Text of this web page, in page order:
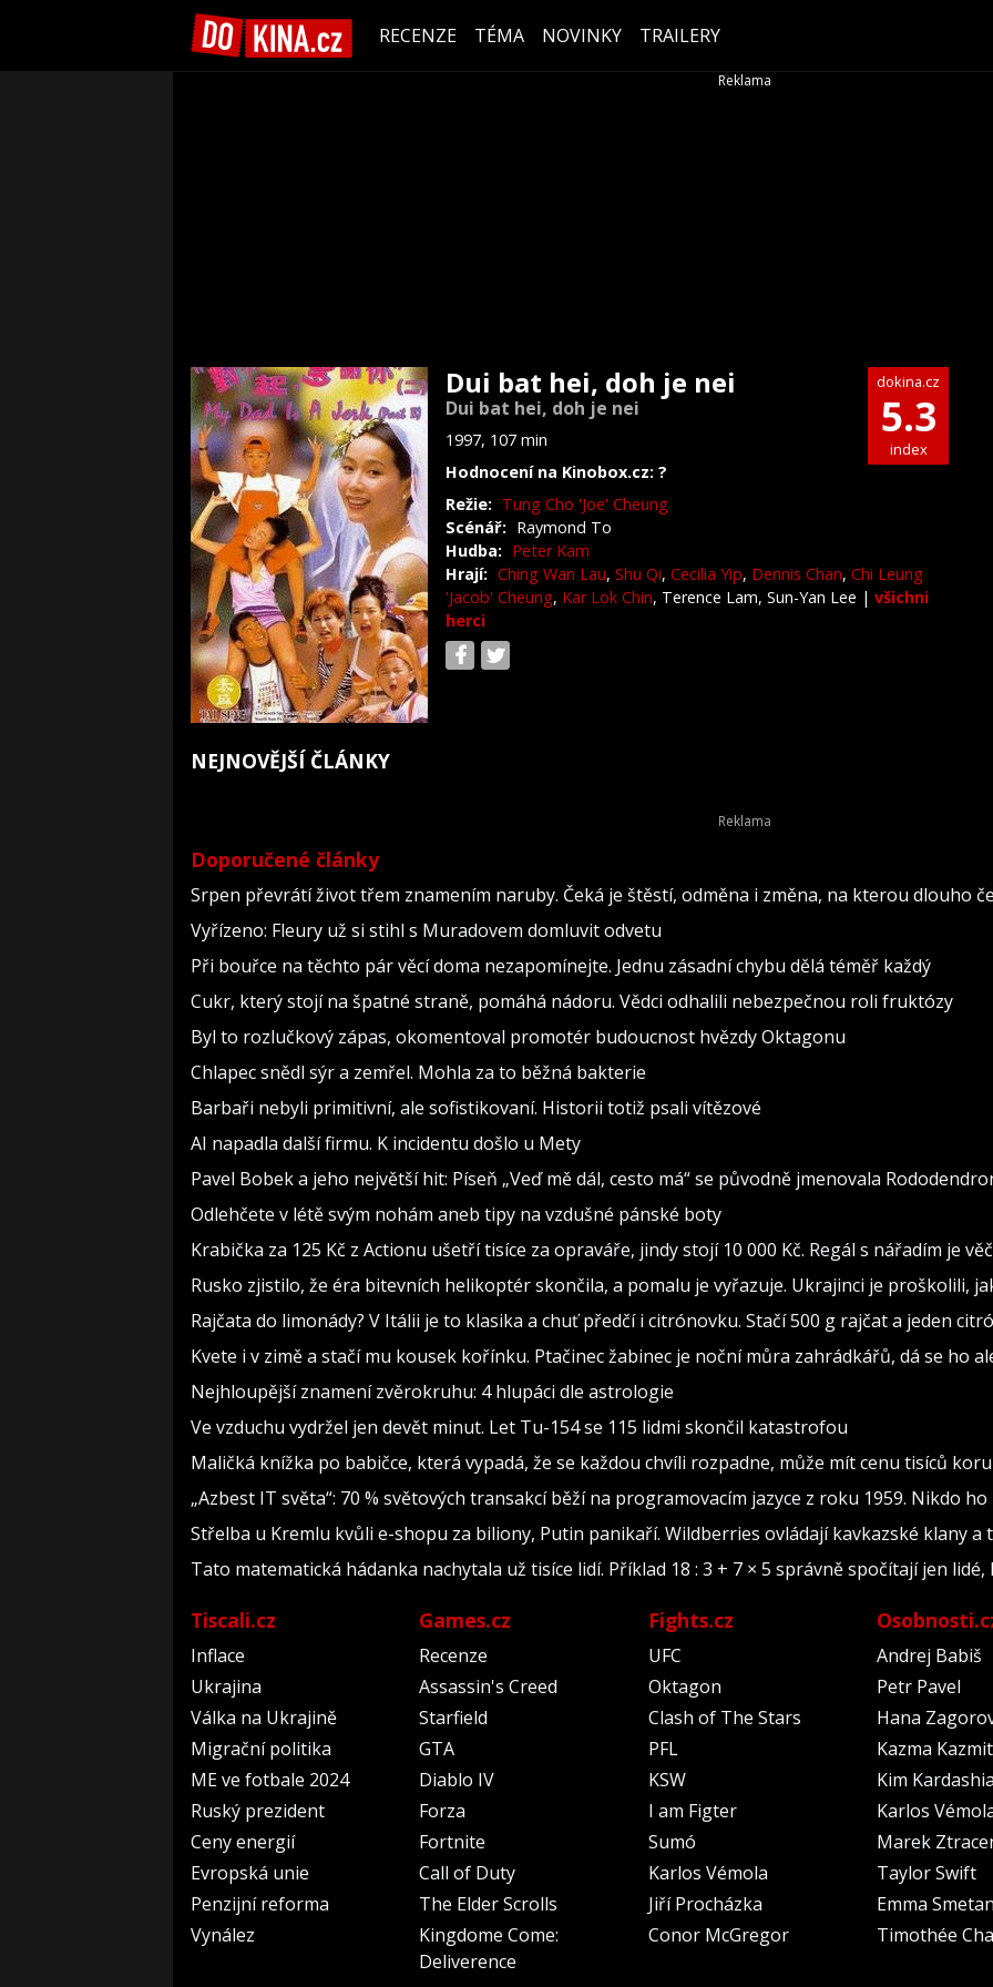
RECENZE TÉMA NOVINKY TRAILERY
Dui bat hei, doh je nei
Dui bat hei, doh je nei
1997, 107 min
Hodnocení na Kinobox.cz: ?
dokina.cz
5.3
index
Režie: Tung Cho 'Joe' Cheung
Scénář: Raymond To
Hudba: Peter Kam
Hrají: Ching Wan Lau, Shu Qi, Cecilia Yip, Dennis Chan, Chi Leung
'Jacob' Cheung, Kar Lok Chin, Terence Lam, Sun-Yan Lee | všichni
herci
NEJNOVĚJŠÍ ČLÁNKY
Doporučené články
Srpen převrátí život třem znamením naruby. Čeká je štěstí, odměna i změna, na kterou dlouho
Vyřízeno: Fleury už si stihl s Muradovem domluvit odvetu
Při bouřce na těchto pár věcí doma nezapomínejte. Jednu zásadní chybu dělá téměř každý
Cukr, který stojí na špatné straně, pomáhá nádoru. Vědci odhalili nebezpečnou roli fruktózy
Byl to rozlučkový zápas, okomentoval promotér budoucnost hvězdy Oktagonu
Chlapec snědl sýr a zemřel. Mohla za to běžná bakterie
Barbaři nebyli primitivní, ale sofistikovaní. Historii totiž psali vítězové
AI napadla další firmu. K incidentu došlo u Mety
Pavel Bobek a jeho největší hit: Píseň „Veď mě dál, cesto má“ se původně jmenovala
Odlehčete v létě svým nohám aneb tipy na vzdušné pánské boty
Krabička za 125 Kč z Actionu ušetří tisíce za opraváře, jindy stojí 10 000 Kč. Regál s nářadím je
Rusko zjistilo, že éra bitevních helikoptér skončila, a pomalu je vyřazuje. Ukrajinci je proškolili,
Rajčata do limonády? V Itálii je to klasika a chuť předčí i citrónovku. Stačí 500 g rajčat a jeden
Kvete i v zimě a stačí mu kousek kořínku. Ptačinec žabinec je noční můra zahrádkářů, dá se ho
Nejhloupější znamení zvěrokruhu: 4 hlupáci dle astrologie
Ve vzduchu vydržel jen devět minut. Let Tu-154 se 115 lidmi skončil katastrofou
Maličká knížka po babičce, která vypadá, že se každou chvíli rozpadne, může mít cenu tisíců
„Azbest IT světa“: 70 % světových transakcí běží na programovacím jazyce z roku 1959. Nikdo
Střelba u Kremlu kvůli e-shopu za biliony, Putin panikaří. Wildberries ovládají kavkazské klany a
Tato matematická hádanka nachytala už tisíce lidí. Příklad 18 : 3 + 7 × 5 správně spočítají jen
Tiscali.cz
Inflace
Ukrajina
Válka na Ukrajině
Migrační politika
ME ve fotbale 2024
Ruský prezident
Ceny energií
Evropská unie
Penzijní reforma
Vynález
Games.cz
Recenze
Assassin's Creed
Starfield
GTA
Diablo IV
Forza
Fortnite
Call of Duty
The Elder Scrolls
Kingdome Come:
Deliverence
Fights.cz
UFC
Oktagon
Clash of The Stars
PFL
KSW
I am Figter
Sumó
Karlos Vémola
Jiří Procházka
Conor McGregor
Andrej Babiš
Petr Pavel
Hana
Kazma
Kim
Karlos
Marek
Taylor Swift
Emma
Timothée